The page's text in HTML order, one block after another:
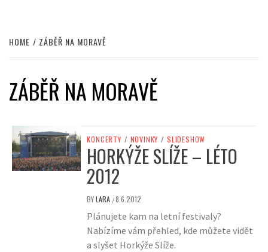
HOME ZÁBĚŘ NA MORAVĚ
ZÁBĚŘ NA MORAVĚ
KONCERTY / NOVINKY / SLIDESHOW
HORKÝŽE SLÍŽE – LÉTO
2012
BYLARA /8.6.2012
Plánujete kam na letní festivaly?
Nabízíme vám přehled, kde můžete vidět
a slyšet Horkýže Slíže.